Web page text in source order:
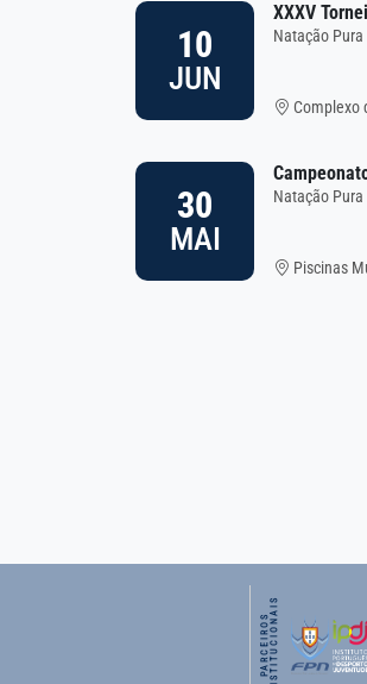
10
JUN
XXXV
Natação Pura
Complexo
30
MAI
Natação Pura
Piscinas
P
A
R
C
E
I
R
O
S
I
N
S
T
I
T
U
C
I
O
N
A
IS